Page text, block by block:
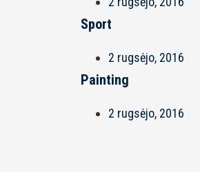
Sport
2 rugsėjo, 2016
Painting
2 rugsėjo, 2016